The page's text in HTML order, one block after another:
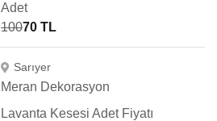
Adet
10070 TL
Sarıyer
Meran Dekorasyon
Lavanta Kesesi Adet Fiyatı